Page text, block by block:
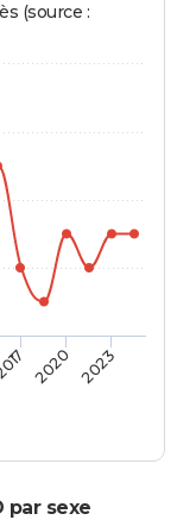
(source :
2020 2023
par sexe